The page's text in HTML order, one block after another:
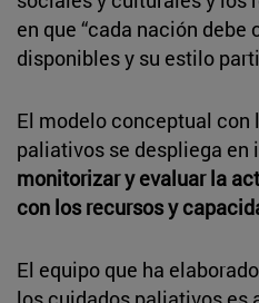
en que “cada nación
disponibles y su estilo
El modelo conceptual
paliativos se despliega en
monitorizar y evaluar la
con los recursos y
El equipo que ha